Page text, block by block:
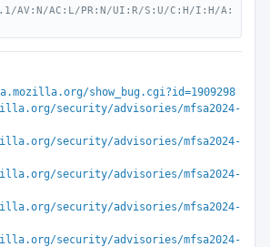
AV:N/AC:L/PR:N/UI:R/S:U/C:H/I:H/A:
show_bug.cgi?id=1909298
security/advisories/mfsa2024-
security/advisories/mfsa2024-
security/advisories/mfsa2024-
security/advisories/mfsa2024-
security/advisories/mfsa2024-